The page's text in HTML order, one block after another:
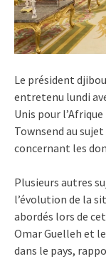
Le président
entretenu lundi
Unis pour
Townsend au
concernant les
Plusieurs autres
l’évolution de la
abordés lors de
Omar Guelleh et
dans le pays,